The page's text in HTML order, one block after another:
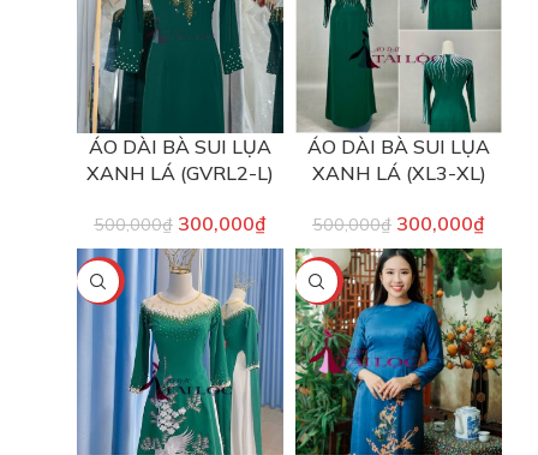
ÁO DÀI BÀ SUI LỤA
XANH LÁ (GVRL2-L)
500,000₫ 300,000₫
ÁO DÀI BÀ SUI LỤA
XANH LÁ (XL3-XL)
500,000₫ 300,000₫
-40% -50%